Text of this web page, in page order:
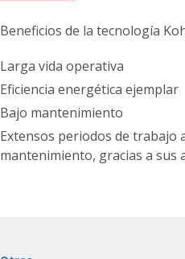
Beneficios de la tecnología
Larga vida operativa
Eficiencia energética ejemplar
Bajo mantenimiento
Extensos periodos de trabajo
mantenimiento, gracias a sus